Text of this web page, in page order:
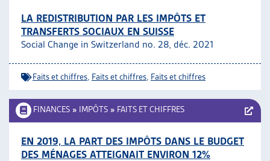
LA REDISTRIBUTION PAR LES IMPÔTS ET
TRANSFERTS SOCIAUX EN SUISSE
Social Change in Switzerland no. 28, déc. 2021
Faits et chiffres Faits et chiffres Faits et chiffres
FINANCES » IMPÔTS » FAITS ET CHIFFRES
EN 2019, LA PART DES IMPÔTS DANS LE BUDGET
DES MÉNAGES ATTEIGNAIT ENVIRON 12%